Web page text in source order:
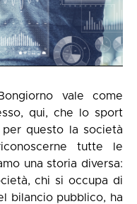
vale come
qui, che lo sport
questo la società
tutte le
una storia diversa:
chi si occupa di
bilancio pubblico, ha